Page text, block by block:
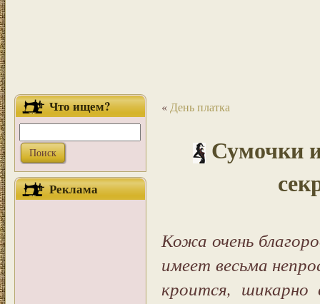
Что ищем?
Реклама
« День платка
Сумочки
Кожа очень
имеет весьма
кроится, шикарно